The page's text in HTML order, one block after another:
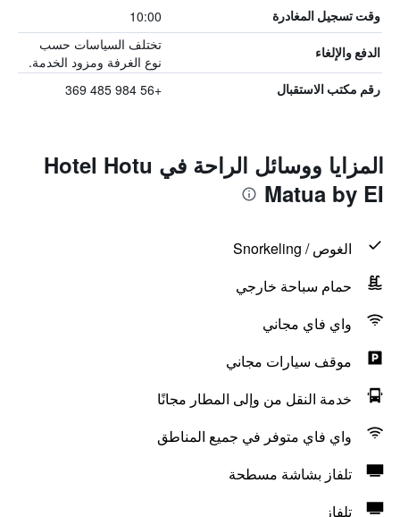
وقت تسجيل المغادرة 10:00
الدفع والإلغاء
تختلف السياسات حسب
نوع الغرفة ومزود الخدمة.
رقم مكتب الاستقبال +56 984 485 369
المزايا ووسائل الراحة في Hotel Hotu
Matua by EI
الغوص / Snorkeling
حمام سباحة خارجي
واي فاي مجاني
موقف سيارات مجاني
خدمة النقل من وإلى المطار مجانًا
واي فاي متوفر في جميع المناطق
تلفاز بشاشة مسطحة
تلفاز